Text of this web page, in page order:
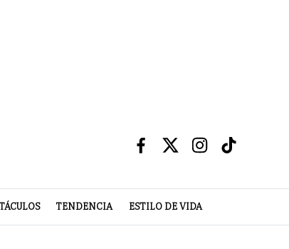
TENDENCIA ESTILO DE VIDA